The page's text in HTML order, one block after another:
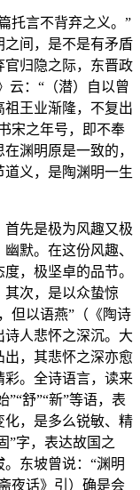
托言不背弃之义。”
之间，是不是有矛盾
官归隐之际，东晋政
云：“（潜）自以曾
王业渐隆，不复出
宋之年号，即不奉
渊明原是一致的，
义，是陶渊明一生
先是极为风趣又极
默。在这份风趣、
，极坚卓的品节。
次，是以众蛰惊
但以语燕”（《陶诗
人悲怀之深沉。大
出，其悲怀之深亦愈
彩。全诗语言，读来
舒”“新”等语，表
化，是多么锐敏、精
”字，表达故国之
东坡曾说：“渊明
夜话》引）确是会